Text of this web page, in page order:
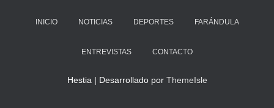
INICIO NOTICIAS DEPORTES FARÁNDULA
ENTREVISTAS CONTACTO
Hestia | Desarrollado por ThemeIsle